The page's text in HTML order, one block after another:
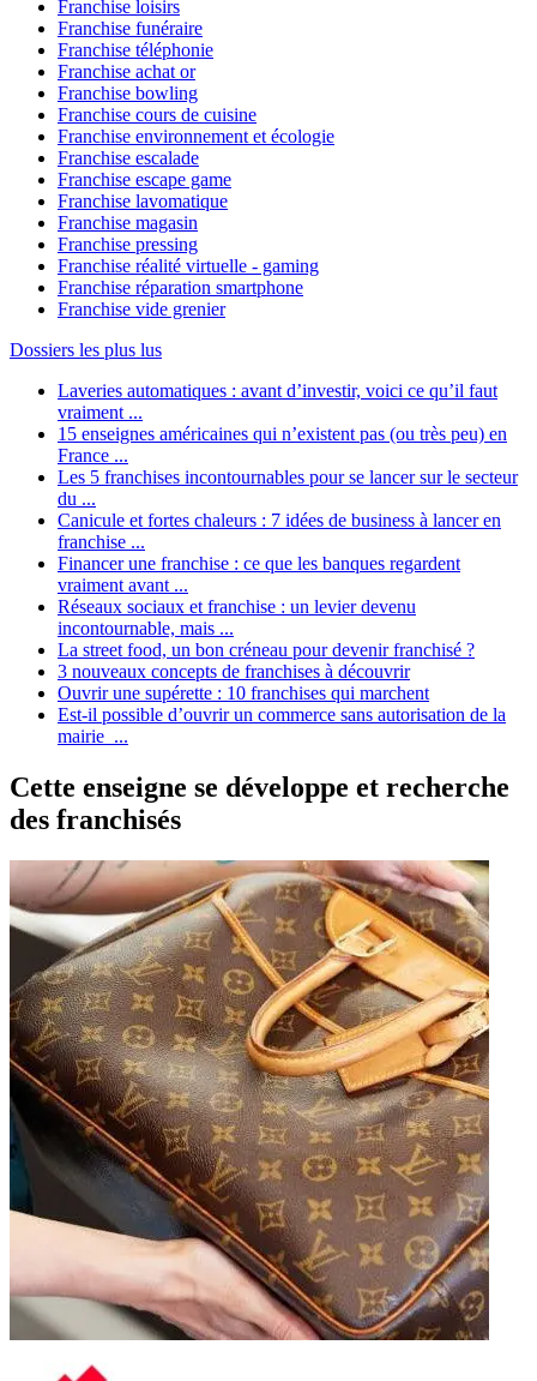
Franchise loisirs
Franchise funéraire
Franchise téléphonie
Franchise achat or
Franchise bowling
Franchise cours de cuisine
Franchise environnement et écologie
Franchise escalade
Franchise escape game
Franchise lavomatique
Franchise magasin
Franchise pressing
Franchise réalité virtuelle - gaming
Franchise réparation smartphone
Franchise vide grenier
Dossiers les plus lus
Laveries automatiques : avant d’investir, voici ce qu’il faut
vraiment ...
15 enseignes américaines qui n’existent pas (ou très peu) en
France ...
Les 5 franchises incontournables pour se lancer sur le secteur
du ...
Canicule et fortes chaleurs : 7 idées de business à lancer en
franchise ...
Financer une franchise : ce que les banques regardent
vraiment avant ...
Réseaux sociaux et franchise : un levier devenu
incontournable, mais ...
La street food, un bon créneau pour devenir franchisé ?
3 nouveaux concepts de franchises à découvrir
Ouvrir une supérette : 10 franchises qui marchent
Est-il possible d’ouvrir un commerce sans autorisation de la
mairie ...
Cette enseigne se développe et recherche
des franchisés